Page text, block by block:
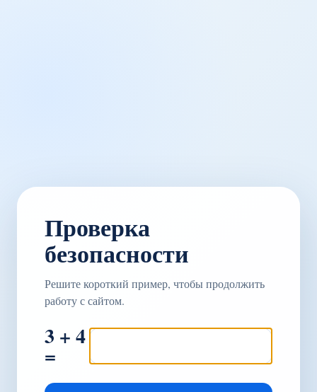
Проверка
безопасности
Решите короткий пример, чтобы продолжить
работу с сайтом.
3 + 4
=